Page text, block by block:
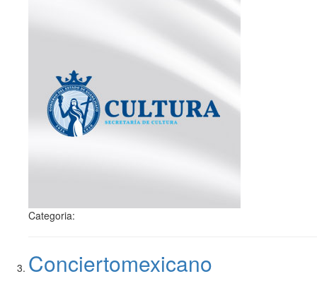
Categoria:
Conciertomexicano